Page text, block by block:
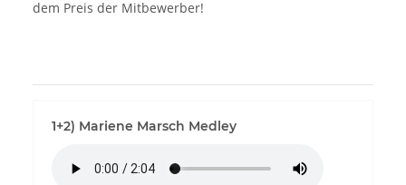
dem Preis der Mitbewerber!
1+2) Mariene Marsch Medley